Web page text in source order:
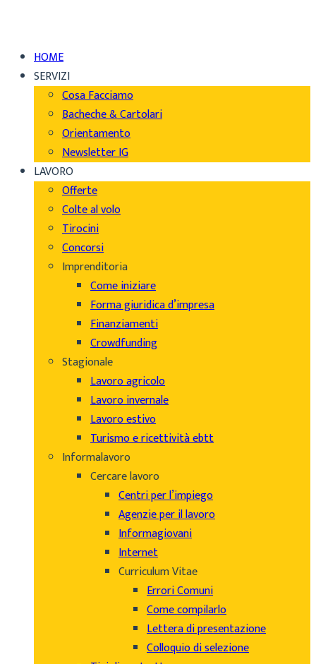
HOME
SERVIZI
Cosa Facciamo
Bacheche & Cartolari
Orientamento
Newsletter IG
LAVORO
Offerte
Colte al volo
Tirocini
Concorsi
Imprenditoria
Come iniziare
Forma giuridica d’impresa
Finanziamenti
Crowdfunding
Stagionale
Lavoro agricolo
Lavoro invernale
Lavoro estivo
Turismo e ricettività ebtt
Informalavoro
Cercare lavoro
Centri per l’impiego
Agenzie per il lavoro
Informagiovani
Internet
Curriculum Vitae
Errori Comuni
Come compilarlo
Lettera di presentazione
Colloquio di selezione